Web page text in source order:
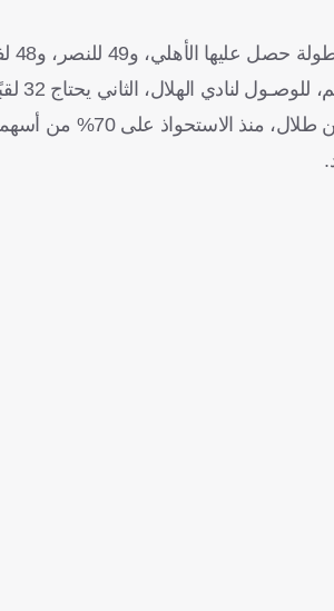
يحتاج 32 لقبًا، والثالث 37، والرابع 42، والخامس 43.
يُذكر أن هذا هو أول لقب يخسره